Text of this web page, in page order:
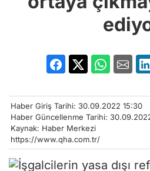
Haber Giriş Tarihi: 30.09.2022 15:30
Haber Güncellenme Tarihi:
Kaynak: Haber Merkezi
https://www.qha.com.tr/